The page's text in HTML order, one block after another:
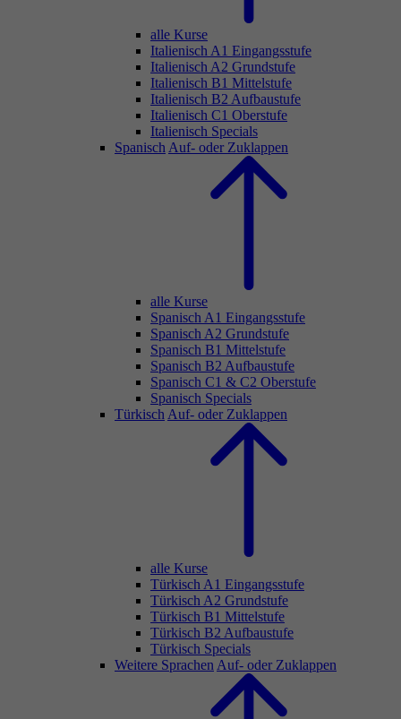
alle Kurse
Italienisch A1 Eingangsstufe
Italienisch A2 Grundstufe
Italienisch B1 Mittelstufe
Italienisch B2 Aufbaustufe
Italienisch C1 Oberstufe
Italienisch Specials
Spanisch Auf- oder Zuklappen
alle Kurse
Spanisch A1 Eingangsstufe
Spanisch A2 Grundstufe
Spanisch B1 Mittelstufe
Spanisch B2 Aufbaustufe
Spanisch C1 & C2 Oberstufe
Spanisch Specials
Türkisch Auf- oder Zuklappen
alle Kurse
Türkisch A1 Eingangsstufe
Türkisch A2 Grundstufe
Türkisch B1 Mittelstufe
Türkisch B2 Aufbaustufe
Türkisch Specials
Weitere Sprachen Auf- oder Zuklappen